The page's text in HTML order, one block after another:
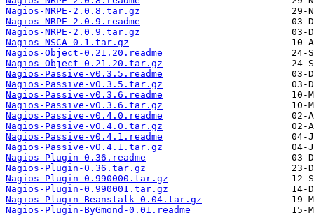
Nagios-NRPE-2.0.8.tar.gz
Nagios-NRPE-2.0.9.readme
Nagios-NRPE-2.0.9.tar.gz
Nagios-NSCA-0.1.tar.gz
Nagios-Object-0.21.20.readme
Nagios-Object-0.21.20.tar.gz
Nagios-Passive-v0.3.5.readme
Nagios-Passive-v0.3.5.tar.gz
Nagios-Passive-v0.3.6.readme
Nagios-Passive-v0.3.6.tar.gz
Nagios-Passive-v0.4.0.readme
Nagios-Passive-v0.4.0.tar.gz
Nagios-Passive-v0.4.1.readme
Nagios-Passive-v0.4.1.tar.gz
Nagios-Plugin-0.36.readme
Nagios-Plugin-0.36.tar.gz
Nagios-Plugin-0.990000.tar.gz
Nagios-Plugin-0.990001.tar.gz
Nagios-Plugin-Beanstalk-0.04.tar.gz
Nagios-Plugin-ByGmond-0.01.readme